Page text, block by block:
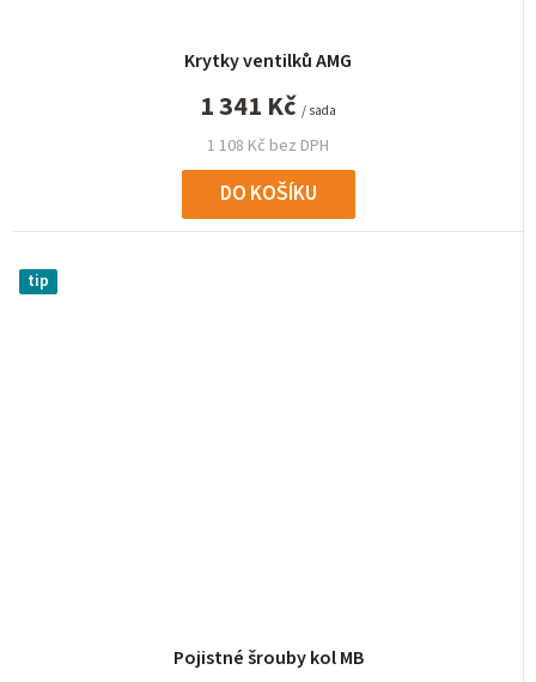
Krytky ventilků AMG
1 108 Kč bez DPH
1 341 Kč / sada
DO KOŠÍKU
tip
Pojistné šrouby kol MB